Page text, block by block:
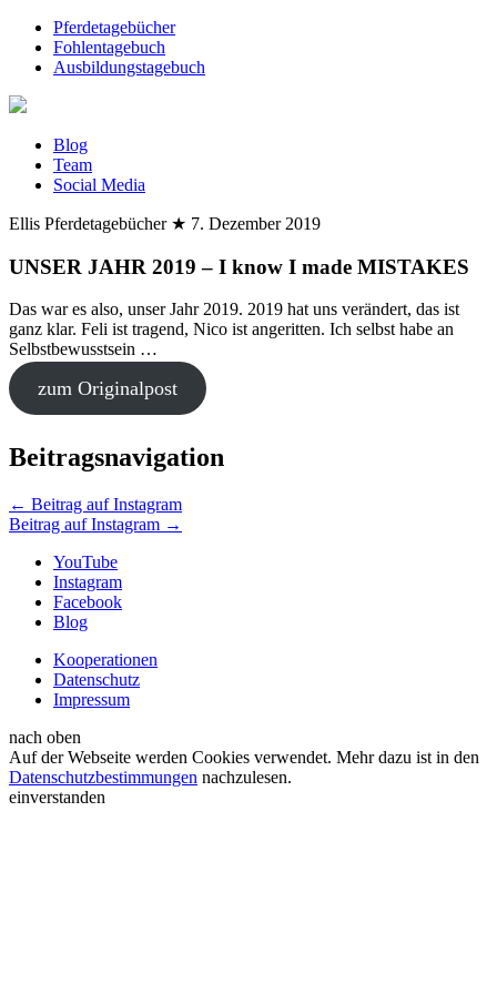
Pferdetagebücher
Fohlentagebuch
Ausbildungstagebuch
Blog
Team
Social Media
Ellis Pferdetagebücher ★ 7. Dezember 2019
UNSER JAHR 2019 – I know I made MISTAKES
Das war es also, unser Jahr 2019. 2019 hat uns verändert, das ist
ganz klar. Feli ist tragend, Nico ist angeritten. Ich selbst habe an
Selbstbewusstsein …
zum Originalpost
Beitragsnavigation
← Beitrag auf Instagram
Beitrag auf Instagram →
YouTube
Instagram
Facebook
Blog
Kooperationen
Datenschutz
Impressum
nach oben
Auf der Webseite werden Cookies verwendet. Mehr dazu ist in den
Datenschutzbestimmungen nachzulesen.
einverstanden